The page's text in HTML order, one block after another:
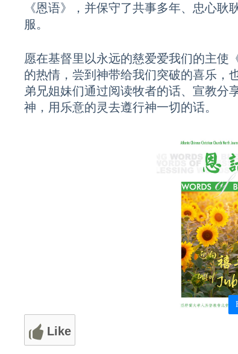
《恩语》，并保守了共事多年、忠心
服。
愿在基督里以永远的慈爱爱我们的主使
的热情，尝到神带给我们突破的喜乐，
弟兄姐妹们通过阅读牧者的话、宣教分
神，用乐意的灵去遵行神一切的话。
Like